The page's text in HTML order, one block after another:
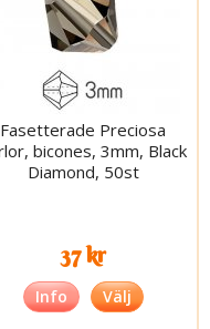
Fasetterade Preciosa
bicones, 3mm, Black
Diamond, 50st
37 kr
Info Välj